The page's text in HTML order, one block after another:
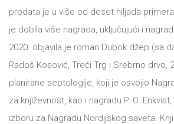
tt
Buka&Bes
Sredozemlje
Papirna
NAMA
prodata je u više od deset hiljada
je dobila više nagrada, uključujući i
2020. objavila je roman Dubok džep (sa
Radoš Kosović, Treći Trg i Srebrno drvo,
planirane septologije, koji je osvojio
za književnost, kao i nagradu P. O.
izboru za Nagradu Nordijskog saveta.